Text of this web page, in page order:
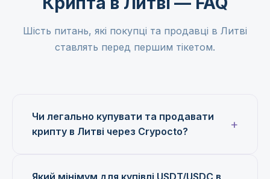
Шість питань, які покупці та продавці в Литві
ставлять перед першим тікетом.
Чи легально купувати та продавати
крипту в Литві через Crypocto?
Який мінімум для купівлі USDT/USDC в